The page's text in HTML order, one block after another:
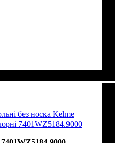
без носка Kelme
7401WZ5184.9000